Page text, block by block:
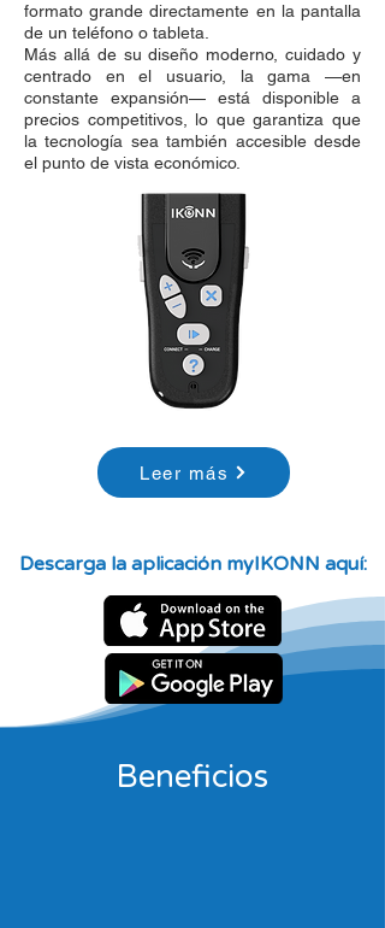
formato grande directamente en la pantalla
de un teléfono o tableta.
Más allá de su diseño moderno, cuidado y
centrado en el usuario, la gama —en
constante expansión— está disponible a
precios competitivos, lo que garantiza que
la tecnología sea también accesible desde
el punto de vista económico.
Leer más
Descarga la aplicación myIKONN aquí:
Beneficios